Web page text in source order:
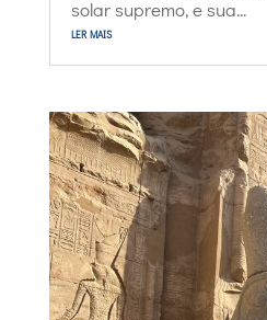
solar supremo, e sua...
ler mais